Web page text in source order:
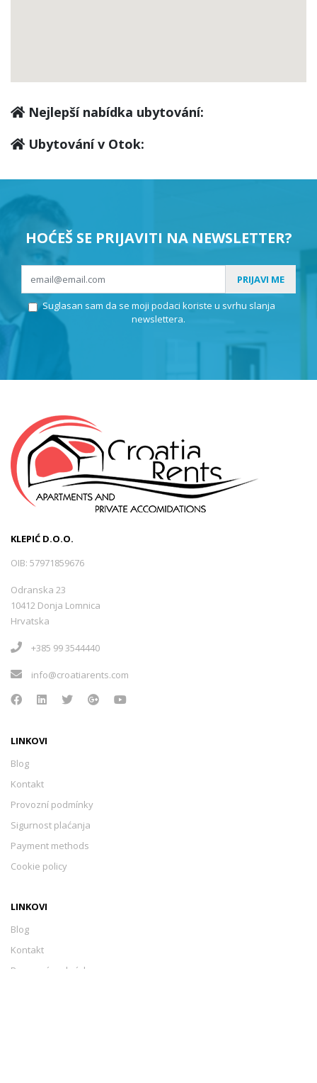
Nejlepší nabídka ubytování:
Ubytování v Otok:
HOĆEŠ SE PRIJAVITI NA NEWSLETTER?
PRIJAVI ME
Suglasan sam da se moji podaci koriste u svrhu slanja
newslettera.
KLEPIĆ D.O.O.
OIB: 57971859676
Odranska 23
10412 Donja Lomnica
Hrvatska
+385 99 3544440
info@croatiarents.com
LINKOVI
Blog
Kontakt
Provozní podmínky
Sigurnost plaćanja
Payment methods
Cookie policy
LINKOVI
Blog
Kontakt
Provozní podmínky